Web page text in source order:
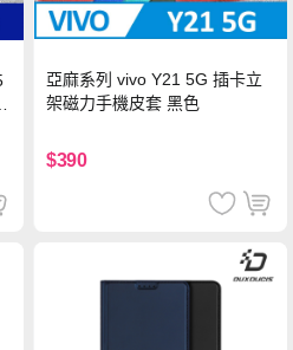
亞麻系列 vivo Y21 5G 插卡立
架磁力手機皮套 黑色
$390